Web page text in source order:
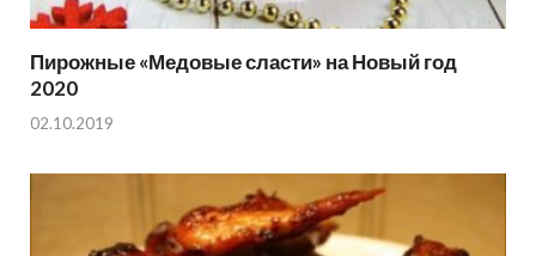
Пирожные «Медовые сласти» на Новый год
2020
02.10.2019